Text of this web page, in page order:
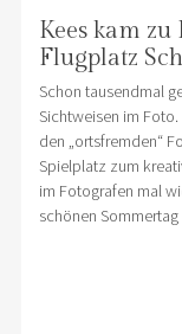
Kees kam zu
Flugplatz
Schon tausendmal
Sichtweisen im
den „ortsfremden“
Spielplatz zum
im Fotografen mal
schönen